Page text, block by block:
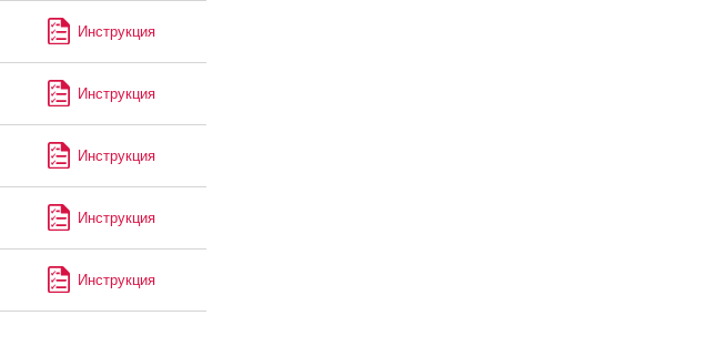
Инструкция
Инструкция
Инструкция
Инструкция
Инструкция